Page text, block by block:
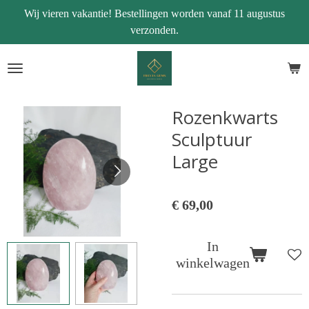
naar
de
Wij vieren vakantie! Bestellingen worden vanaf 11 augustus
verzonden.
Rozenkwarts
Sculptuur
Large
€ 69,00
In
winkelwagen